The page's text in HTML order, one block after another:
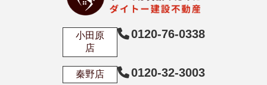
小田原
店
0120-76-0338
秦野店 0120-32-3003